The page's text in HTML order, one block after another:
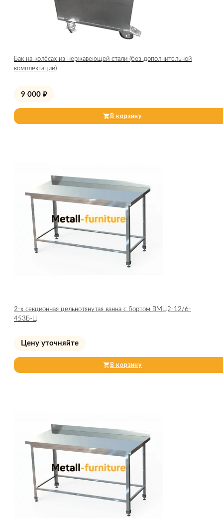
Бак на колёсах из нержавеющей стали (без дополнительной
комплектации)
9 000 ₽
В корзину
2-х секционная цельнотянутая ванна с бортом ВМЦ2-12/6-
453Б-Ц
Цену уточняйте
В корзину